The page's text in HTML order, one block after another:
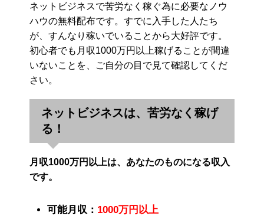
ネットビジネスで苦労なく稼ぐ為に必要なノウ
ハウの無料配布です。すでに入手した人たち
が、すんなり稼いでいることから大好評です。
初心者でも月収1000万円以上稼げることが間違
いないことを、ご自分の目で見て確認してくだ
さい。
ネットビジネスは、苦労なく稼げ
る！
月収1000万円以上は、あなたのものになる収入
です。
可能月収： 1000万円以上